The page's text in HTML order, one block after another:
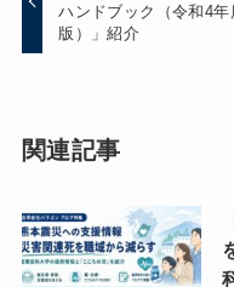
ハンドブック（令和4年
版）」紹介
関連記事